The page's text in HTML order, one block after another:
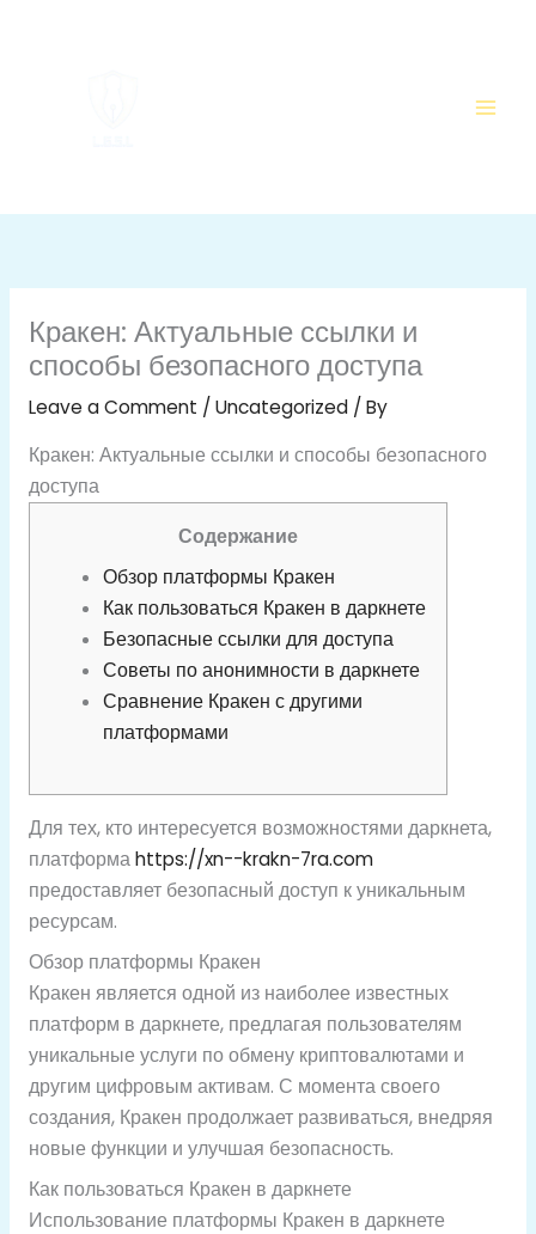
Кракен: Актуальные ссылки и
способы безопасного доступа
Leave a Comment / Uncategorized/ By
Кракен: Актуальные ссылки и способы безопасного
доступа
Содержание
Обзор платформы Кракен
Как пользоваться Кракен в даркнете
Безопасные ссылки для доступа
Советы по анонимности в даркнете
Сравнение Кракен с другими
платформами
Для тех, кто интересуется возможностями даркнета,
платформаhttps://xn--krakn-7ra.com
предоставляет безопасный доступ к уникальным
ресурсам.
Обзор платформы Кракен
Кракен является одной из наиболее известных
платформ в даркнете, предлагая пользователям
уникальные услуги по обмену криптовалютами и
другим цифровым активам. С момента своего
создания, Кракен продолжает развиваться, внедряя
новые функции и улучшая безопасность.
Как пользоваться Кракен в даркнете
Использование платформы Кракен в даркнете